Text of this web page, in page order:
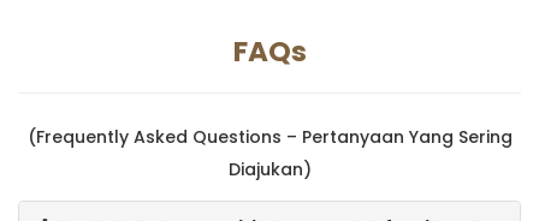
FAQs
(Frequently Asked Questions – Pertanyaan Yang Sering
Diajukan)